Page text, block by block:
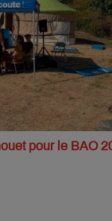
pour le BAO